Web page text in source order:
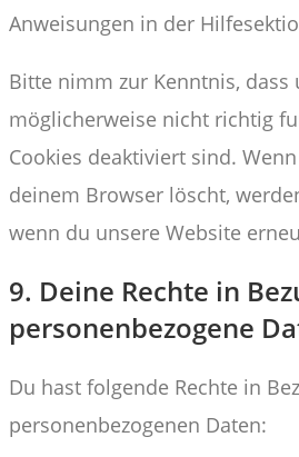
Anweisungen in der
Bitte nimm zur Kenntnis, dass
möglicherweise nicht richtig
Cookies deaktiviert sind.
deinem Browser löscht,
wenn du unsere Website
9. Deine Rechte in
personenbezogene
Du hast folgende Rechte in
personenbezogenen Daten: